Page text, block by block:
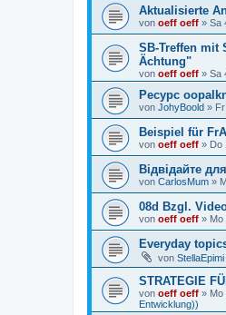
Aktualisierte
von oeff oeff » Sa
SB-Treffen mit
Ächtung"
von oeff oeff » Sa
Ресурс
von JohyBoold »
Beispiel für
von oeff oeff » Do
Відвідайте
von CarlosMum »
08d Bzgl.
von oeff oeff » Mo
Everyday
von StellaEpimi
STRATEGIE
von oeff oeff » Mo
Entwicklung))